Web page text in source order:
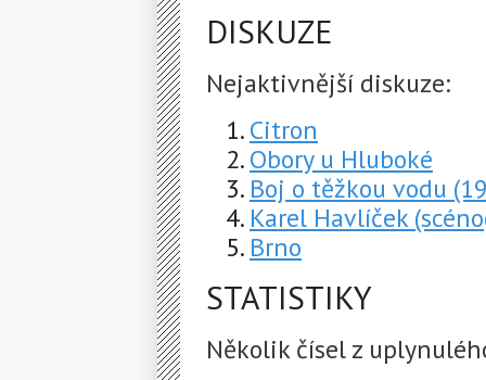
DISKUZE
Nejaktivnější diskuze:
Citron
Obory u Hluboké
Boj o těžkou vodu
Karel Havlíček
Brno
STATISTIKY
Několik čísel z